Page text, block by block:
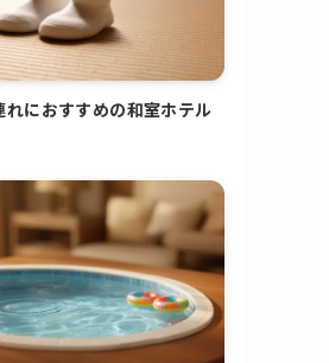
れにおすすめの和室ホテル